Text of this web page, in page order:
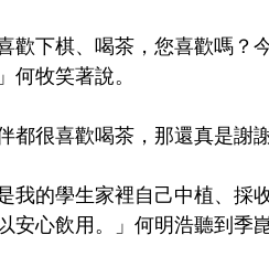
歡下棋、喝茶，您喜歡嗎？
何牧笑著說。
都很喜歡喝茶，那還真是謝
我的學生家裡自己中植、採
安心飲用。」何明浩聽到季